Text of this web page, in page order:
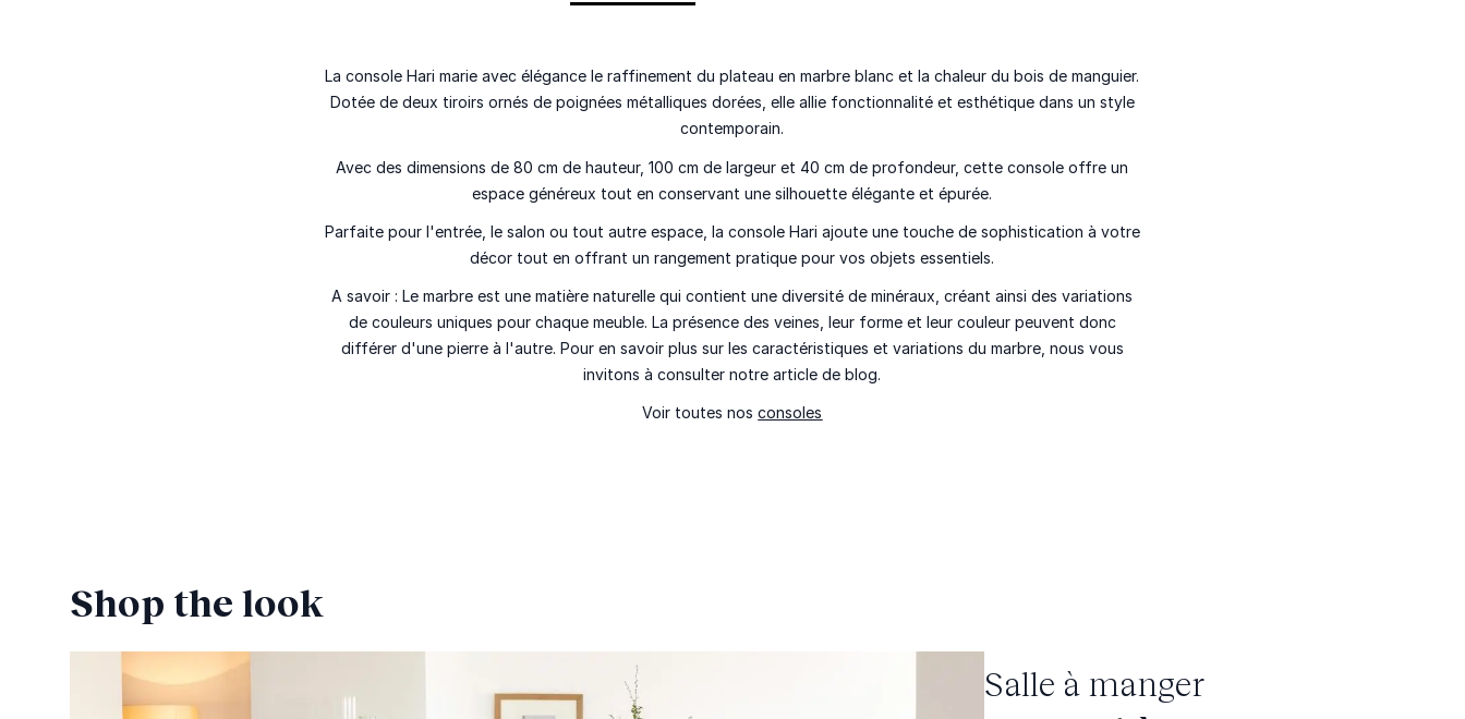
La console Hari marie avec élégance le raffinement du plateau en marbre blanc et la chaleur du bois de manguier.
Dotée de deux tiroirs ornés de poignées métalliques dorées, elle allie fonctionnalité et esthétique dans un style
contemporain.
Avec des dimensions de 80 cm de hauteur, 100 cm de largeur et 40 cm de profondeur, cette console offre un
espace généreux tout en conservant une silhouette élégante et épurée.
Parfaite pour l'entrée, le salon ou tout autre espace, la console Hari ajoute une touche de sophistication à votre
décor tout en offrant un rangement pratique pour vos objets essentiels.
A savoir : Le marbre est une matière naturelle qui contient une diversité de minéraux, créant ainsi desvariations
de couleurs uniques pour chaque meuble. La présence des veines, leur forme et leur couleur peuvent donc
différer d'une pierre à l'autre. Pour en savoir plus sur les caractéristiques et variations du marbre, nous vous
invitons à consulternotre article de blog.
Voir toutes nosconsoles
Shop the look
Salle à manger